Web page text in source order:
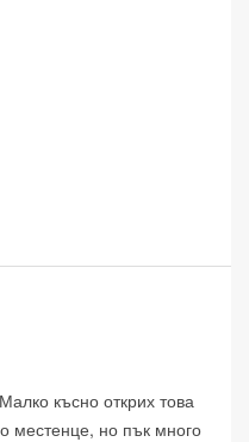
късно открих това
местенце, но пък много